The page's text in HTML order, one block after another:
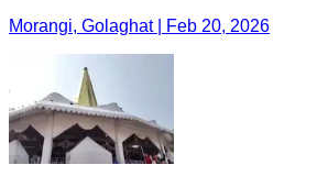
Morangi, Golaghat | Feb 20, 2026